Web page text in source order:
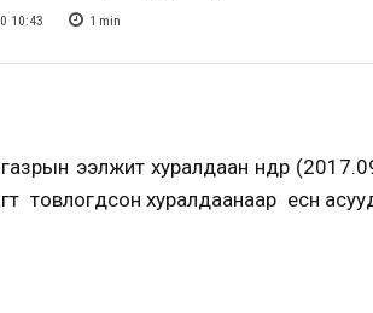
10:43 1 min
ээлжит хуралдаан өнөөдөр
товлогдсон хуралдаанаар есөн